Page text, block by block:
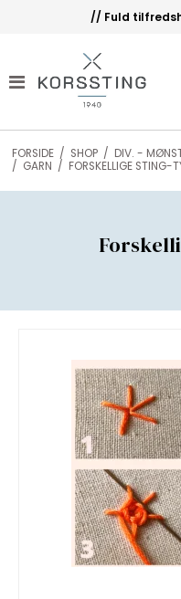
// Fuld
FORSIDE / SHOP / DIV. -
/ GARN / FORSKELLIGE STING-